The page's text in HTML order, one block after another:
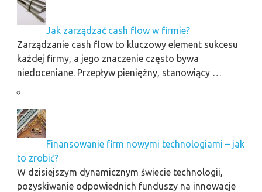
Jak zarządzać cash flow w firmie?
Zarządzanie cash flow to kluczowy element sukcesu
każdej firmy, a jego znaczenie często bywa
niedoceniane. Przepływ pieniężny, stanowiący …
Finansowanie firm nowymi technologiami – jak
to zrobić?
W dzisiejszym dynamicznym świecie technologii,
pozyskiwanie odpowiednich funduszy na innowacje